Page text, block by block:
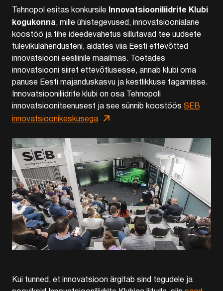
Tehnopol esitas konkursile Innovatsiooniliidrite Klubi
kogukonna, mille ühistegevused, innovatsioonialane
koostöö ja tihe ideedevahetus sillutavad tee uudsete
tulevikulahendusteni, aidates viia Eesti ettevõtted
innovatsiooni eesliinile maailmas. Toetades
innovatsiooni siiret ettevõtlusesse, annab klubi oma
panuse Eesti majanduskasvu ja kestlikkuse tagamisse.
Innovatsiooniliidrite klubi on osa Tehnopoli
innovatsiooniteenusest ja see sünnib koostöös SEB
innovatsioonikeskusega
Kui tunned, et innovatsioon ärgitab sind tegudele ja